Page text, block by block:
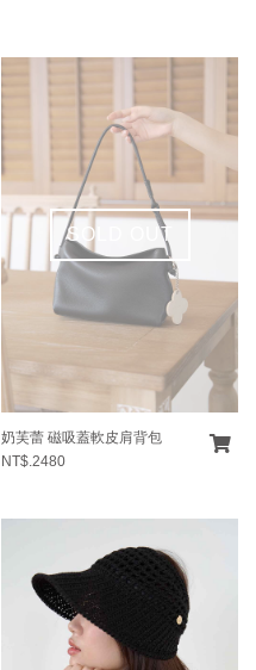
SOLD OUT
奶芙蕾 磁吸蓋軟皮肩背包
NT$.2480